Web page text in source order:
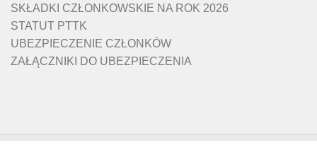
SKŁADKI CZŁONKOWSKIE NA ROK 2026
STATUT PTTK
UBEZPIECZENIE CZŁONKÓW
ZAŁĄCZNIKI DO UBEZPIECZENIA